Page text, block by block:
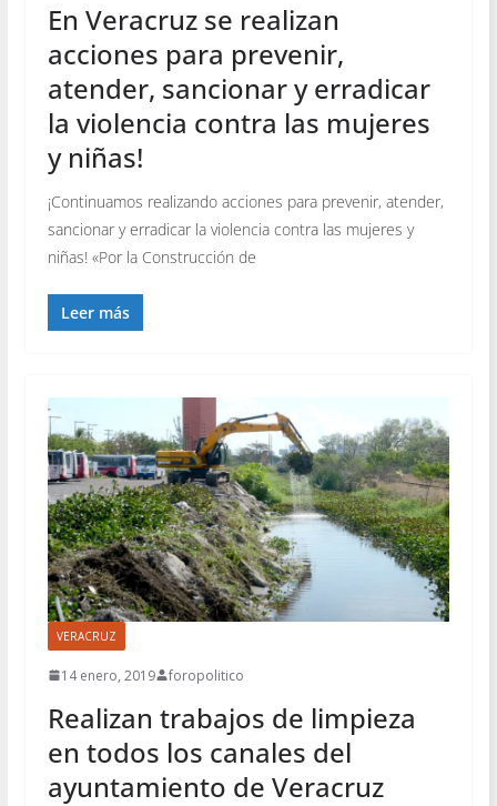
En Veracruz se realizan
acciones para prevenir,
atender, sancionar y erradicar
la violencia contra las mujeres
y niñas!
¡Continuamos realizando acciones para prevenir, atender,
sancionar y erradicar la violencia contra las mujeres y
niñas! «Por la Construcción de
Leer más
VERACRUZ
14 enero, 2019 foropolitico
Realizan trabajos de limpieza
en todos los canales del
ayuntamiento de Veracruz